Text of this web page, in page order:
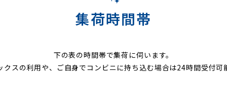
集荷時間帯
下の表の時間帯で集荷に伺います。
クスの利用や、ご自身でコンビニに持ち込む場合は24時間受付可